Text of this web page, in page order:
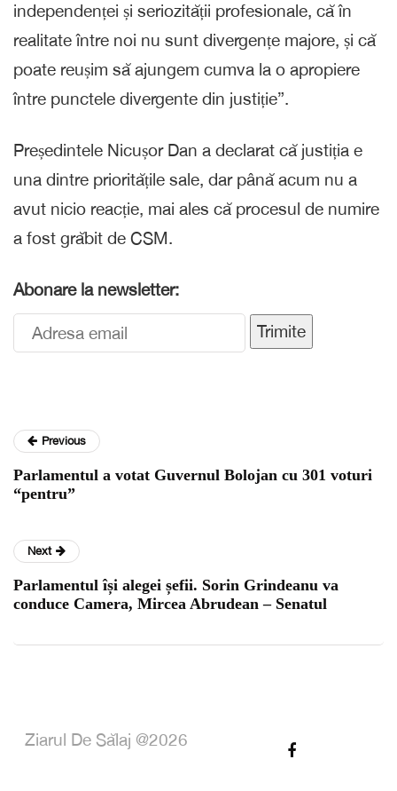
independenței și seriozității profesionale, că în
realitate între noi nu sunt divergențe majore, și că
poate reușim să ajungem cumva la o apropiere
între punctele divergente din justiție”.
Președintele Nicușor Dan a declarat că justiția e
una dintre prioritățile sale, dar până acum nu a
avut nicio reacție, mai ales că procesul de numire
a fost grăbit de CSM.
Abonare la newsletter:
Trimite
Previous
Parlamentul a votat Guvernul Bolojan cu 301 voturi
“pentru”
Next
Parlamentul își alegei șefii. Sorin Grindeanu va
conduce Camera, Mircea Abrudean – Senatul
Ziarul De Sălaj @2026